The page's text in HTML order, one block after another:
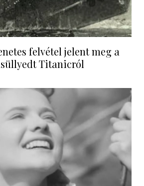
felvétel jelent meg a
Titanicról